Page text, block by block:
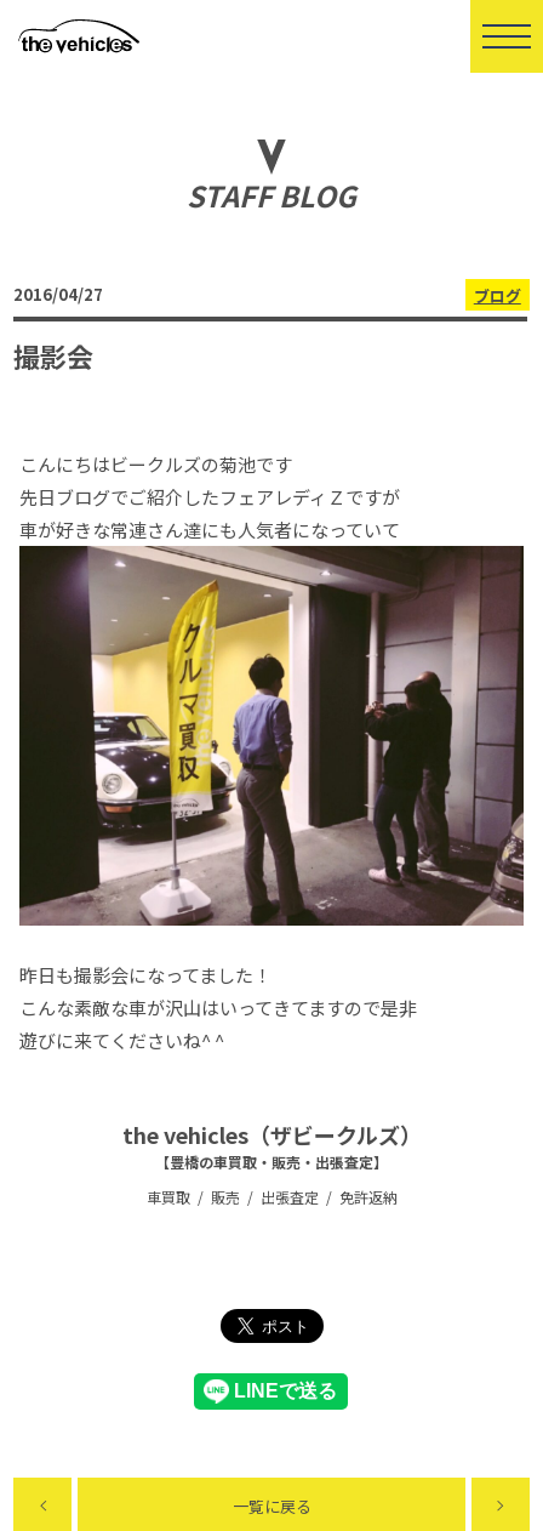
STAFF BLOG
撮影会
ブログ
2016/04/27
こんにちはビークルズの菊池です
先日ブログでご紹介したフェアレディＺですが
車が好きな常連さん達にも人気者になっていて
昨日も撮影会になってました！
こんな素敵な車が沢山はいってきてますので是非
遊びに来てくださいね^ ^
the vehicles（ザビークルズ）
【豊橋の車買取・販売・出張査定】
車買取
販売 出張査定 免許返納
一覧に戻る